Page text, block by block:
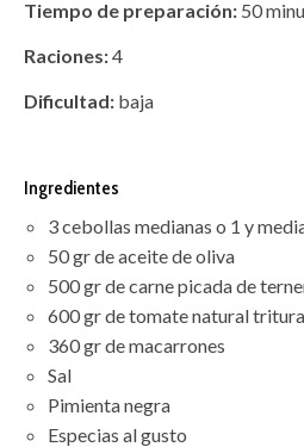
Tiempo de preparación: 50
Raciones:4
Dificultad: baja
Ingredientes
3 cebollas medianas o 1 y
50 gr de aceite de oliva
500 gr de carne picada de
600 gr de tomate natural
360 gr de macarrones
Sal
Pimienta negra
Especias al gusto